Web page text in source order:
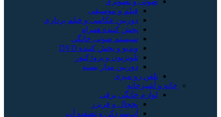
فیلم و موسیقی
دوربین عکاسی و فیلم برداری
پخش کننده همراه
سیستم صوتی خانگی
ویدیو و پخش کننده DVD
تلویزیون و پروژکتور
دوربین مدار بسته
تلفن رو میزی
خانه و آشپزخانه
لوازم خانگی برقی
یخچال و فریزر
آب‌سردکن و تصفیه آب